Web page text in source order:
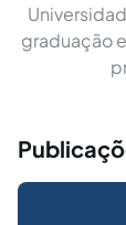
graduação